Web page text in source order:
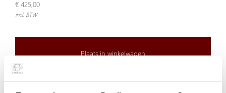
€ 425,00
incl. BTW
Plaats in winkelwagen